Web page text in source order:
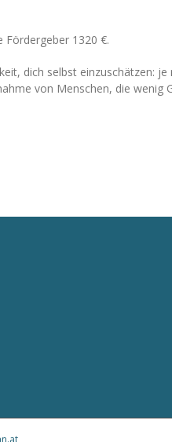
1320 €.
dich selbst einzuschätzen:
von Menschen, die wenig